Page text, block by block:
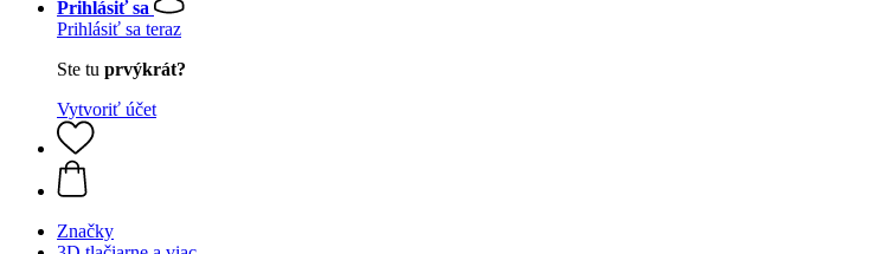
Prihlásiť sa
Prihlásiť sa teraz
Ste tu prvýkrát?
Vytvoriť účet
Značky